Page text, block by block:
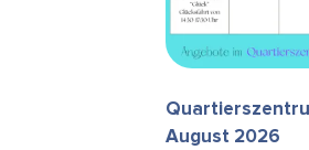
August 2026